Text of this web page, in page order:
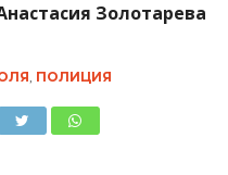
Золотарева
, ПОЛИЦИЯ